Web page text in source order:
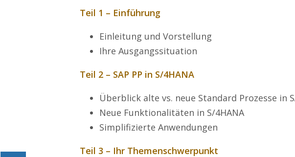
Teil 1 – Einführung
Einleitung und Vorstellung
Ihre Ausgangssituation
Teil 2 – SAP PP in S/4HANA
Überblick alte vs. neue Standard Prozesse in
Neue Funktionalitäten in S/4HANA
Simplifizierte Anwendungen
Teil 3 – Ihr Themenschwerpunkt